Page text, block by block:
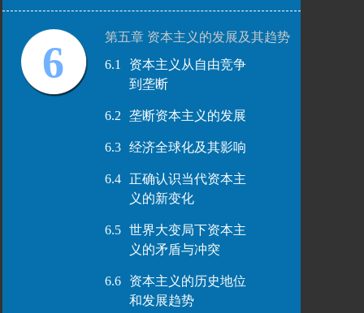
6
第五章 资本主义的发展及其趋势
6.1
资本主义从自由竞争
到垄断
6.2 垄断资本主义的发展
6.3 经济全球化及其影响
6.4
正确认识当代资本主
义的新变化
6.5
世界大变局下资本主
义的矛盾与冲突
6.6
资本主义的历史地位
和发展趋势